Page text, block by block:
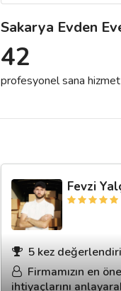
Sakarya Evden
42
profesyonel sana hizmet
Fevzi
5 kez
Firmamızın en
ihtiyaçlarını